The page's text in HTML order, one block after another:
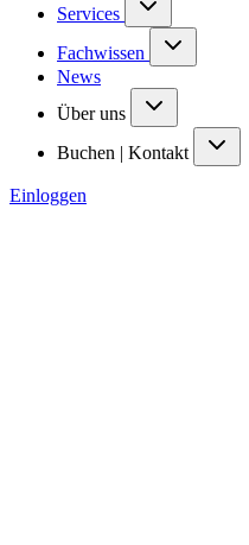
Services
Fachwissen
News
Über uns
Buchen | Kontakt
Einloggen